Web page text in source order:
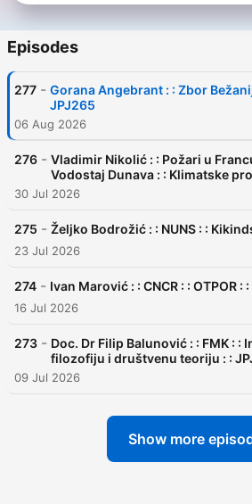
Episodes
277 - Gorana Angebrant : : Zbor
JPJ265
06 Aug 2026
276 - Vladimir Nikolić : : Požari u
Vodostaj Dunava : : Klimatske
30 Jul 2026
275 - Željko Bodrožić : : NUNS : :
23 Jul 2026
274 - Ivan Marović : : CNCR : : OTPOR :
16 Jul 2026
273 - Doc. Dr Filip Balunović : : FMK : :
filozofiju i društvenu teoriju : :
09 Jul 2026
Show more